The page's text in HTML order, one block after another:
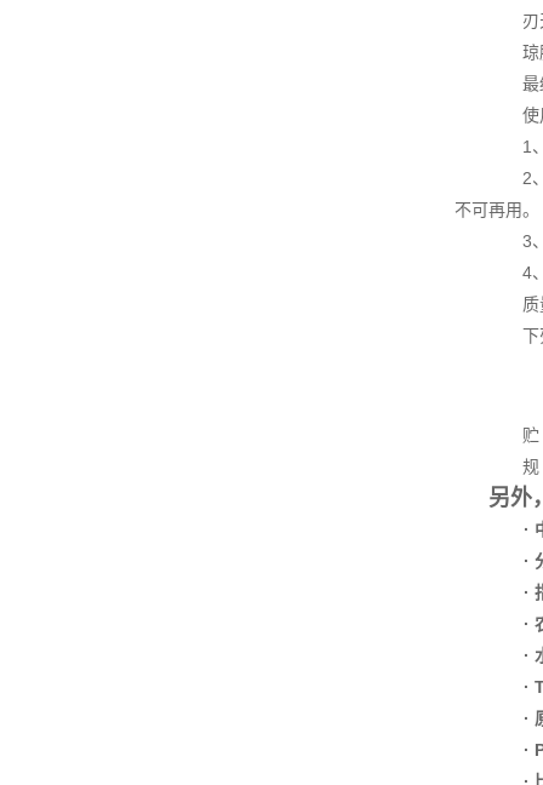
刃
琼
最
使
1、
2、
不可再用。
3、
4、
质
下列
贮 存
规
另外
·
·
·
·
·
·
·
·